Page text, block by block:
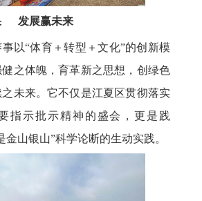
发展赢未来
以“体育＋转型＋文化”的创新模
之体魄，育革新之思想，创绿色
未来。它不仅是江夏区贯彻落实
指示批示精神的盛会，更是践
金山银山”科学论断的生动实践。